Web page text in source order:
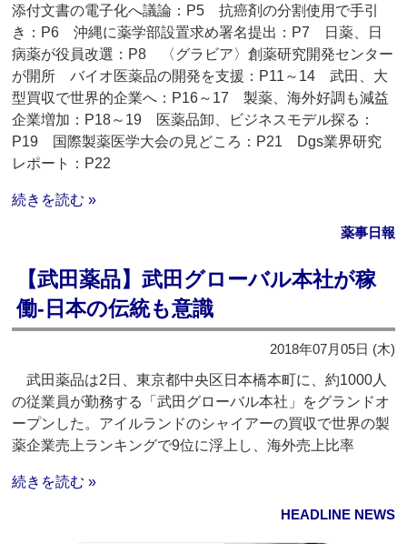
添付文書の電子化へ議論：P5 抗癌剤の分割使用で手引
き：P6 沖縄に薬学部設置求め署名提出：P7 日薬、日
病薬が役員改選：P8 〈グラビア〉創薬研究開発センター
が開所 バイオ医薬品の開発を支援：P11～14 武田、大
型買収で世界的企業へ：P16～17 製薬、海外好調も減益
企業増加：P18～19 医薬品卸、ビジネスモデル探る：
P19 国際製薬医学大会の見どころ：P21 Dgs業界研究
レポート：P22
続きを読む »
薬事日報
【武田薬品】武田グローバル本社が稼
働‐日本の伝統も意識
2018年07月05日 (木)
武田薬品は2日、東京都中央区日本橋本町に、約1000人
の従業員が勤務する「武田グローバル本社」をグランドオ
ープンした。アイルランドのシャイアーの買収で世界の製
薬企業売上ランキングで9位に浮上し、海外売上比率
続きを読む »
HEADLINE NEWS